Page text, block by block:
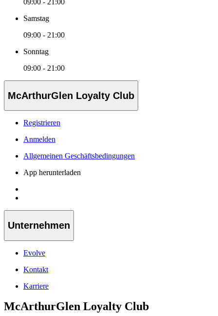
09:00 - 21:00
Samstag
09:00 - 21:00
Sonntag
09:00 - 21:00
McArthurGlen Loyalty Club
Registrieren
Anmelden
Allgemeinen Geschäftsbedingungen
App herunterladen
Unternehmen
Evolve
Kontakt
Karriere
McArthurGlen Loyalty Club